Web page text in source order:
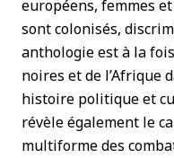
européens, femmes
sont colonisés,
anthologie est à la
noires et de l’Afrique
histoire politique et
révèle également le
multiforme des